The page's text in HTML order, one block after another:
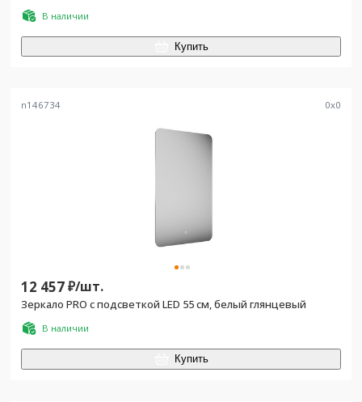
В наличии
Купить
n146734 0x0
12 457₽/шт.
Зеркало PRO с подсветкой LED 55 см, белый глянцевый
В наличии
Купить